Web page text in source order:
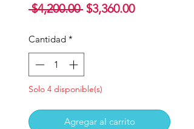
$4,200.00 Precio
$3,360.00Precio
Cantidad *
Solo 4 disponible(s)
Agregar al carrito